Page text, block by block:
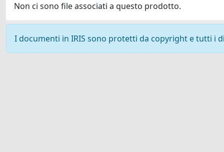
Non ci sono file associati a questo prodotto.
I documenti in IRIS sono protetti da copyright e tutti i